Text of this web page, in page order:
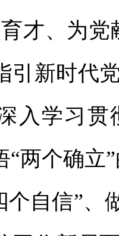
才、为
引新时代
入学习
“两个确立
个自信”、